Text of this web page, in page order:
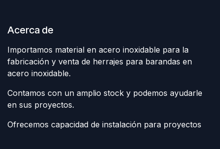
Acerca de
Importamos material en acero inoxidable para la
fabricación y venta de herrajes para barandas en
acero inoxidable.
Contamos con un amplio stock y podemos ayudarle
en sus proyectos.
Ofrecemos capacidad de instalación para proyectos